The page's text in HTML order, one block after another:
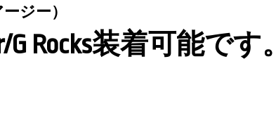
ジー）
Rocks装着可能です。